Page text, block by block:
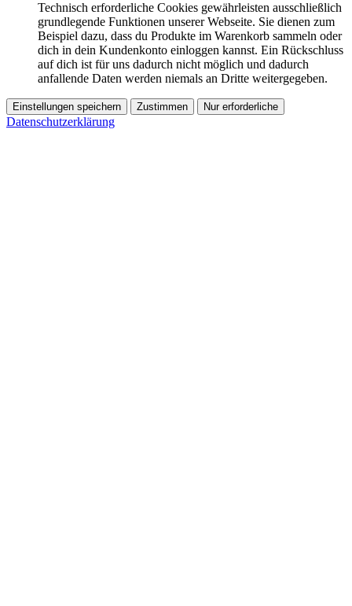
Technisch erforderliche Cookies gewährleisten ausschließlich
grundlegende Funktionen unserer Webseite. Sie dienen zum
Beispiel dazu, dass du Produkte im Warenkorb sammeln oder
dich in dein Kundenkonto einloggen kannst. Ein Rückschluss
auf dich ist für uns dadurch nicht möglich und dadurch
anfallende Daten werden niemals an Dritte weitergegeben.
Einstellungen speichern Zustimmen Nur erforderliche
Datenschutzerklärung